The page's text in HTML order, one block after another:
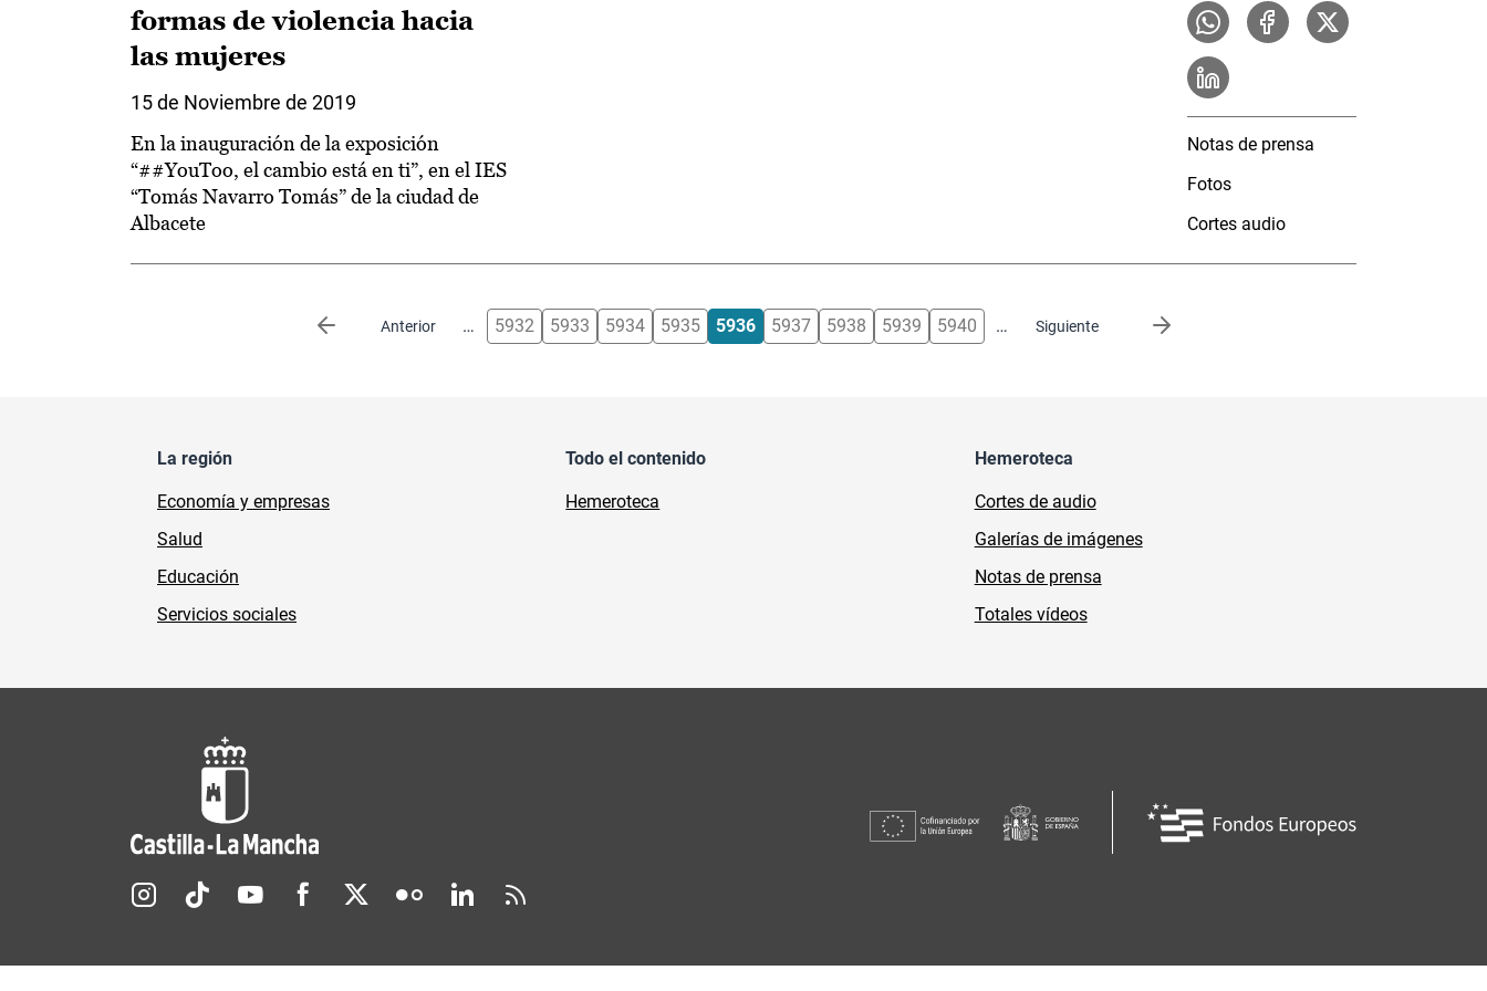
formas de violencia hacia
las mujeres
15 de Noviembre de 2019
En la inauguración de la exposición
“##YouToo, el cambio está en ti”, en el IES
“Tomás Navarro Tomás” de la ciudad de
Albacete
Notas de prensa
Fotos
Cortes audio
Anterior
Página anterior … 5932 5933 5934 5935 5936 5937 5938 5939 5940 … Siguiente
Siguiente página
La región
Economía y empresas
Salud
Educación
Servicios sociales
Todo el contenido
Hemeroteca
Hemeroteca
Cortes de audio
Galerías de imágenes
Notas de prensa
Totales vídeos
Redes sociales JCCM